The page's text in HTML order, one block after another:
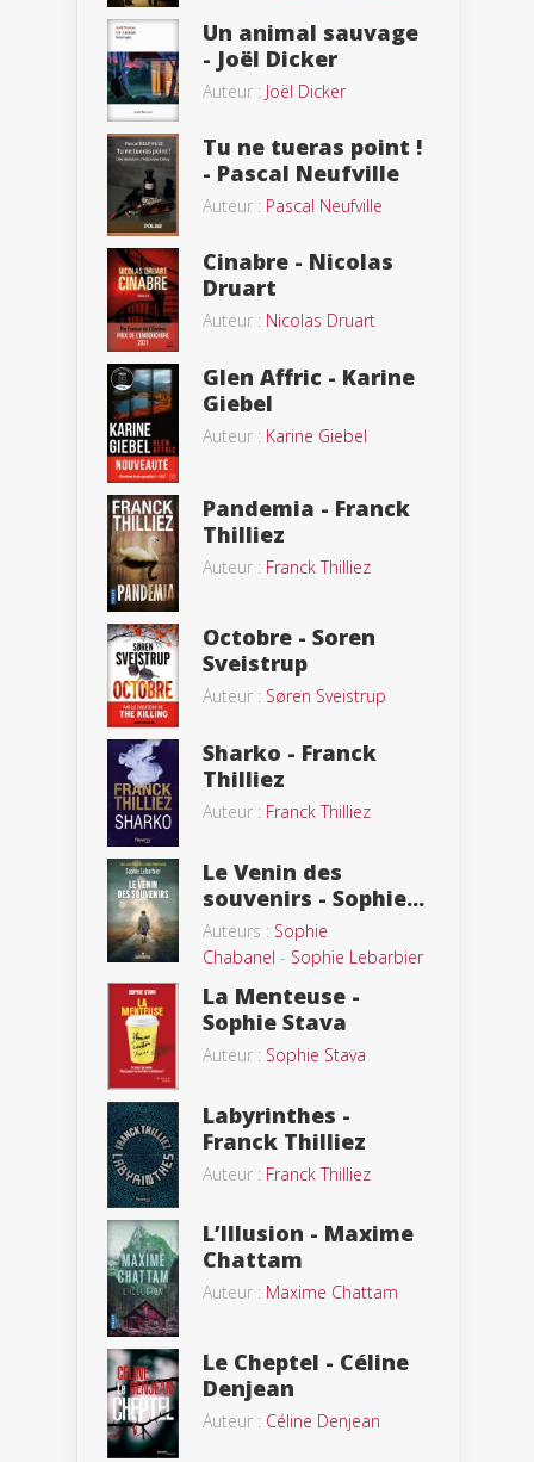
Un animal sauvage
- Joël Dicker
Auteur : Joël Dicker
Tu ne tueras point !
- Pascal Neufville
Auteur : Pascal Neufville
Cinabre - Nicolas
Druart
Auteur : Nicolas Druart
Glen Affric - Karine
Giebel
Auteur : Karine Giebel
Pandemia - Franck
Thilliez
Auteur : Franck Thilliez
Octobre - Soren
Sveistrup
Auteur : Søren Sveistrup
Sharko - Franck
Thilliez
Auteur : Franck Thilliez
Le Venin des
souvenirs - Sophie...
Auteurs : Sophie
Chabanel - Sophie Lebarbier
La Menteuse -
Sophie Stava
Auteur : Sophie Stava
Labyrinthes -
Franck Thilliez
Auteur : Franck Thilliez
L’Illusion - Maxime
Chattam
Auteur : Maxime Chattam
Le Cheptel - Céline
Denjean
Auteur : Céline Denjean